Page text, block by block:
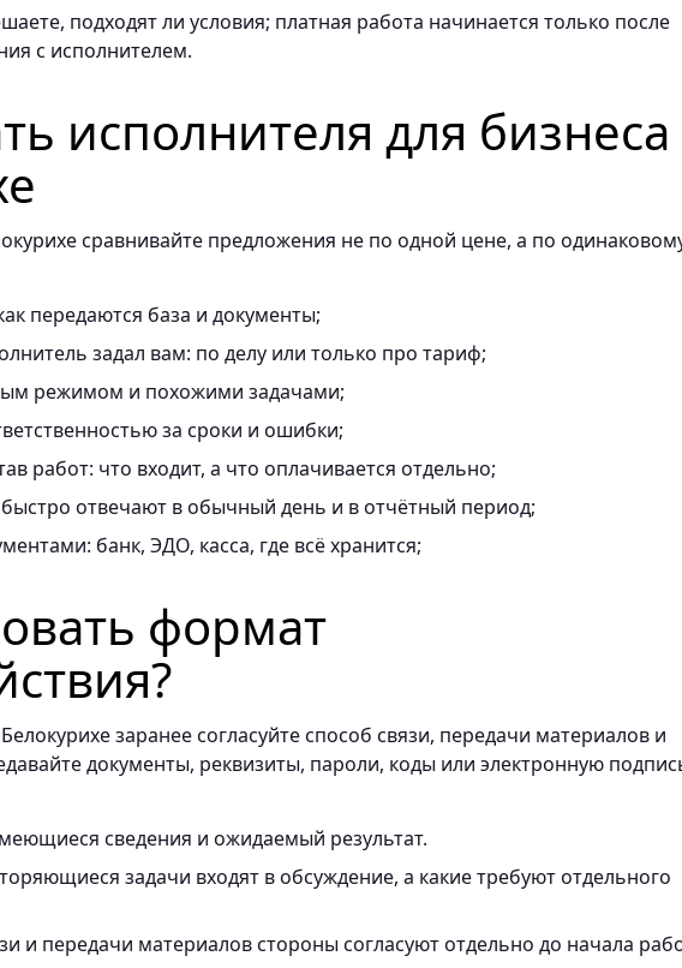
подходят ли условия; платная работа начинается только после
с исполнителем.
исполнителя для бизнеса
сравнивайте предложения не по одной цене, а по
передаются база и документы;
задал вам: по делу или только про тариф;
режимом и похожими задачами;
за сроки и ошибки;
работ: что входит, а что оплачивается отдельно;
быстро отвечают в обычный день и в отчётный период;
банк, ЭДО, касса, где всё хранится;
формат
заранее согласуйте способ связи, передачи материалов и
документы, реквизиты, пароли, коды или электронную
сведения и ожидаемый результат.
задачи входят в обсуждение, а какие требуют отдельного
и передачи материалов стороны согласуют отдельно до начала